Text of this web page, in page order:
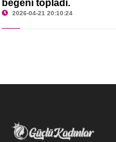
beğeni topladı.
2026-04-21 20:10:24